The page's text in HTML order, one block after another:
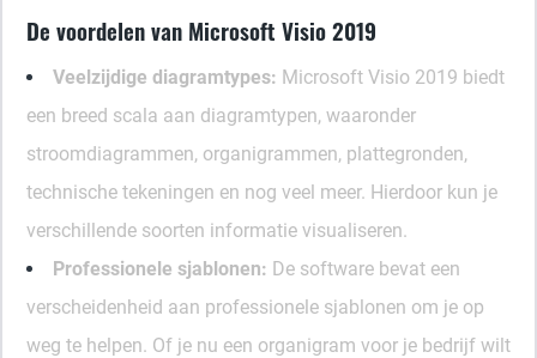
De voordelen van Microsoft Visio 2019
Veelzijdige diagramtypes: Microsoft Visio 2019 biedt
een breed scala aan diagramtypen, waaronder
stroomdiagrammen, organigrammen, plattegronden,
technische tekeningen en nog veel meer. Hierdoor kun je
verschillende soorten informatie visualiseren.
Professionele sjablonen: De software bevat een
verscheidenheid aan professionele sjablonen om je op
weg te helpen. Of je nu een organigram voor je bedrijf wilt